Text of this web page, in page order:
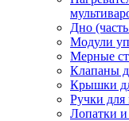
Дно
Модули
Мерные
Клапаны
Крышки
Ручки для
Лопатки и